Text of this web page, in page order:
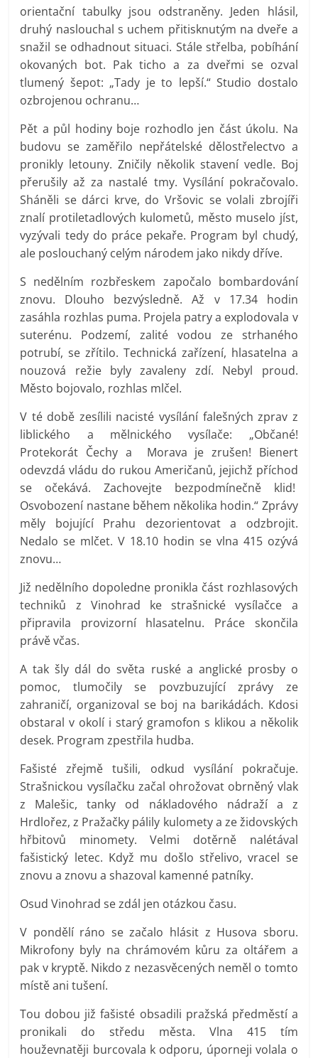
orientační tabulky jsou odstraněny. Jeden hlásil,
druhý naslouchal s uchem přitisknutým na dveře a
snažil se odhadnout situaci. Stále střelba, pobíhání
okovaných bot. Pak ticho a za dveřmi se ozval
tlumený šepot: „Tady je to lepší.“ Studio dostalo
ozbrojenou ochranu…
Pět a půl hodiny boje rozhodlo jen část úkolu. Na
budovu se zaměřilo nepřátelské dělostřelectvo a
pronikly letouny. Zničily několik stavení vedle. Boj
přerušily až za nastalé tmy. Vysílání pokračovalo.
Sháněli se dárci krve, do Vršovic se volali zbrojíři
znalí protiletadlových kulometů, město muselo jíst,
vyzývali tedy do práce pekaře. Program byl chudý,
ale poslouchaný celým národem jako nikdy dříve.
S nedělním rozbřeskem započalo bombardování
znovu. Dlouho bezvýsledně. Až v 17.34 hodin
zasáhla rozhlas puma. Projela patry a explodovala v
suterénu. Podzemí, zalité vodou ze strhaného
potrubí, se zřítilo. Technická zařízení, hlasatelna a
nouzová režie byly zavaleny zdí. Nebyl proud.
Město bojovalo, rozhlas mlčel.
V té době zesílili nacisté vysílání falešných zprav z
liblického a mělnického vysílače: „Občané!
Protekorát Čechy a Morava je zrušen! Bienert
odevzdá vládu do rukou Američanů, jejichž příchod
se očekává. Zachovejte bezpodmínečně klid!
Osvobození nastane během několika hodin.“ Zprávy
měly bojující Prahu dezorientovat a odzbrojit.
Nedalo se mlčet. V 18.10 hodin se vlna 415 ozývá
znovu…
Již nedělního dopoledne pronikla část rozhlasových
techniků z Vinohrad ke strašnické vysílačce a
připravila provizorní hlasatelnu. Práce skončila
právě včas.
A tak šly dál do světa ruské a anglické prosby o
pomoc, tlumočily se povzbuzující zprávy ze
zahraničí, organizoval se boj na barikádách. Kdosi
obstaral v okolí i starý gramofon s klikou a několik
desek. Program zpestřila hudba.
Fašisté zřejmě tušili, odkud vysílání pokračuje.
Strašnickou vysílačku začal ohrožovat obrněný vlak
z Malešic, tanky od nákladového nádraží a z
Hrdlořez, z Pražačky pálily kulomety a ze židovských
hřbitovů minomety. Velmi dotěrně nalétával
fašistický letec. Když mu došlo střelivo, vracel se
znovu a znovu a shazoval kamenné patníky.
Osud Vinohrad se zdál jen otázkou času.
V pondělí ráno se začalo hlásit z Husova sboru.
Mikrofony byly na chrámovém kůru za oltářem a
pak v kryptě. Nikdo z nezasvěcených neměl o tomto
místě ani tušení.
Tou dobou již fašisté obsadili pražská předměstí a
pronikali do středu města. Vlna 415 tím
houževnatěji burcovala k odporu, úporneji volala o